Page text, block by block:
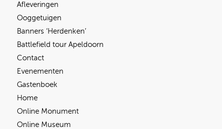
Afleveringen
Ooggetuigen
Banners ‘Herdenken’
Battlefield tour Apeldoorn
Contact
Evenementen
Gastenboek
Home
Online Monument
Online Museum